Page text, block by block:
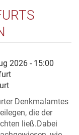
2026 - 15:00
Denkmalamtes
die der
ließ.Dabei